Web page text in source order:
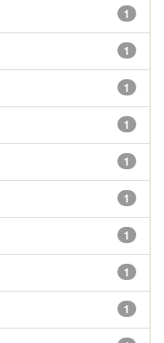
1
1
1
1
1
1
1
1
1